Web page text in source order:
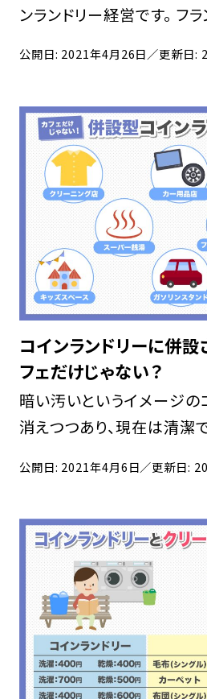
ンランドリー経営です。 フ
に、考 […]
公開日: 2021年4月26日／更新日:
コインランドリーに併
フェだけじゃない？
暗い汚いというイメージの
消えつつあり、現在は清潔
り、より現代のニーズに合
増加し […]
公開日: 2021年4月6日／更新日: